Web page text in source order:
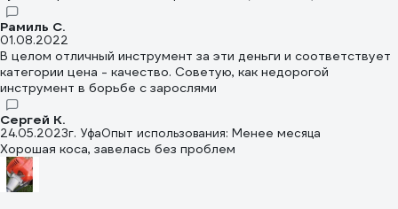
Патриота. Мас ло и правда качественное, не горит. Посмотрим
сколько проработает. Механизм затяжки штанги в корпусе
сцепления сломал в первый же день. Лопнул. Не тяните
сильно. Нежно надо. Если руки растут из правильного места,
то легко восстановить. Стачивается лишнее, протачивается
под хомут (хомут нужен качественный, чтоб хорошо затягивал
и не прокручивался), протачивается ещё одна прорезь.
Ничего не отваливается, проверено 10-тью сотками травы.
Рамиль С.
01.08.2022
В целом отличный инструмент за эти деньги и соответствует
категории цена - качество. Советую, как недорогой
инструмент в борьбе с зарослями
Сергей К.
24.05.2023г. УфаОпыт использования: Менее месяца
Хорошая коса, завелась без проблем